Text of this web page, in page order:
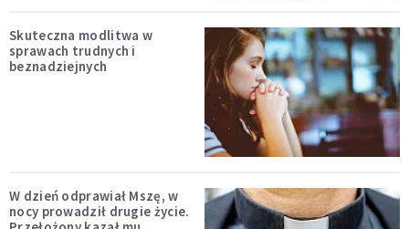
Skuteczna modlitwa w
sprawach trudnych i
beznadziejnych
W dzień odprawiał Mszę, w
nocy prowadził drugie życie.